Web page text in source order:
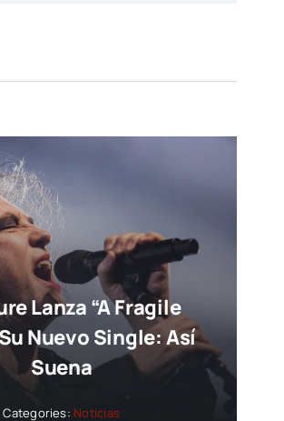
Lanza “A Fragile
Nuevo Single: Así
Suena
Categories: Noticias